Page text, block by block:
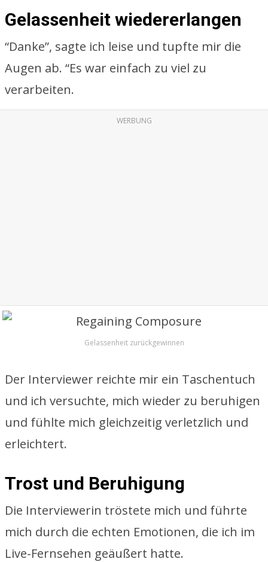
Gelassenheit wiedererlangen
“Danke”, sagte ich leise und tupfte mir die
Augen ab. “Es war einfach zu viel zu
verarbeiten.
WERBUNG
Gelassenheit zurückgewinnen
Der Interviewer reichte mir ein Taschentuch
und ich versuchte, mich wieder zu beruhigen
und fühlte mich gleichzeitig verletzlich und
erleichtert.
Trost und Beruhigung
Die Interviewerin tröstete mich und führte
mich durch die echten Emotionen, die ich im
Live-Fernsehen geäußert hatte.